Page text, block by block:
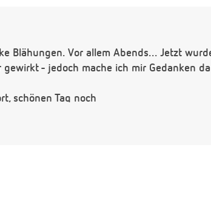
Blähungen. Vor allem Abends... Jetzt
- jedoch mache ich mir Gedanken
schönen Tag noch